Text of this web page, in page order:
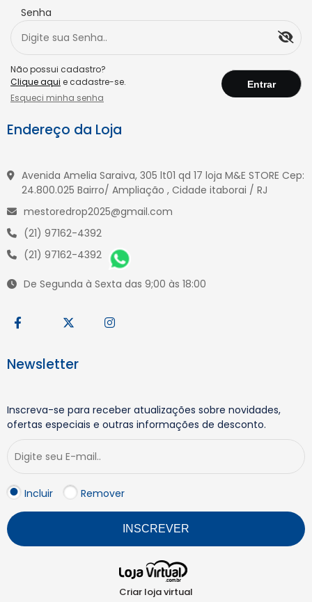
Senha
Não possui cadastro?
Clique aqui e cadastre-se.
Esqueci minha senha
Endereço da Loja
Avenida Amelia Saraiva, 305 lt01 qd 17 loja M&E STORE Cep:
24.800.025 Bairro/ Ampliação , Cidade itaborai / RJ
mestoredrop2025@gmail.com
(21) 97162-4392
(21) 97162-4392
De Segunda à Sexta das 9;00 às 18:00
Newsletter
Inscreva-se para receber atualizações sobre novidades,
ofertas especiais e outras informações de desconto.
Incluir Remover
INSCREVER
Criar loja virtual